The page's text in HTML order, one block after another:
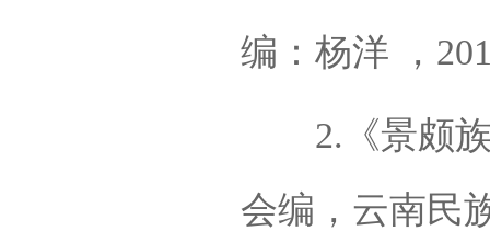
编：杨洋 ，
2.《景颇族
会编，云南民